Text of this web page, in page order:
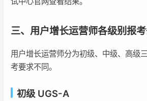
三、用户增长运营师各级别报
用户增长运营师分为初级、中级、高级
考要求不同。
初级 UGS-A